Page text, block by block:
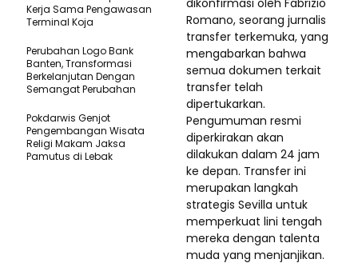
dikonfirmasi oleh Fabrizio
Romano, seorang jurnalis
transfer terkemuka, yang
mengabarkan bahwa
semua dokumen terkait
transfer telah
dipertukarkan.
Pengumuman resmi
diperkirakan akan
dilakukan dalam 24 jam
ke depan. Transfer ini
merupakan langkah
strategis Sevilla untuk
memperkuat lini tengah
mereka dengan talenta
muda yang menjanjikan.
Kerja Sama Pengawasan
Terminal Koja
Perubahan Logo Bank
Banten, Transformasi
Berkelanjutan Dengan
Semangat Perubahan
Pokdarwis Genjot
Pengembangan Wisata
Religi Makam Jaksa
Pamutus di Lebak